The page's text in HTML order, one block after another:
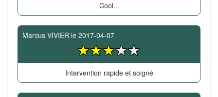
Cool...
Marcus VIVIER le 2017-04-07
Intervention rapide et soigné